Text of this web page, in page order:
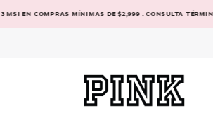
3 MSI EN COMPRAS MÍNIMAS DE $2,999 . CONSULTA